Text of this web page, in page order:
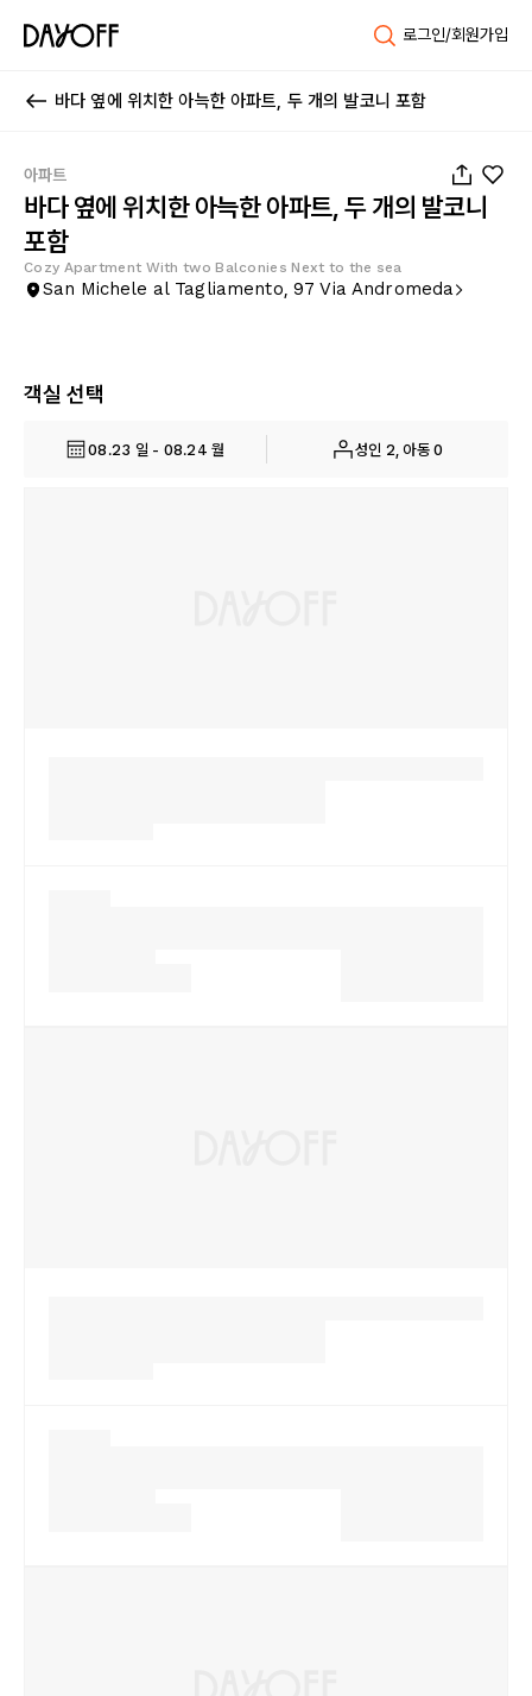
로그인/회원가입
바다 옆에 위치한 아늑한 아파트, 두 개의 발코니 포함
아파트
바다 옆에 위치한 아늑한 아파트, 두 개의 발코니
포함
Cozy Apartment With two Balconies Next to the sea
San Michele al Tagliamento, 97 Via Andromeda
객실 선택
08.23 일 - 08.24 월 성인 2, 아동 0